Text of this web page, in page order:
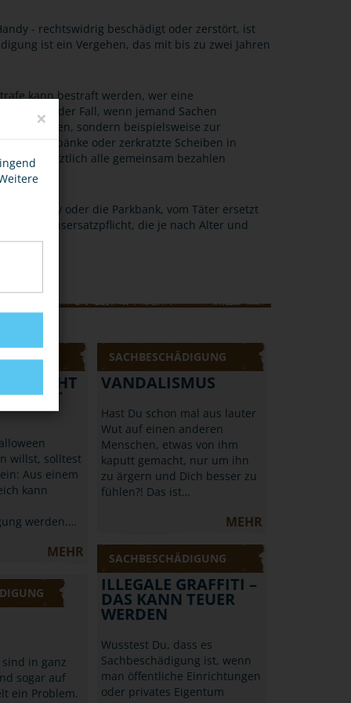
- rechtswidrig beschädigt oder zerstört, ist
ist ein Vergehen, das mit bis zu zwei Jahren
kann bestraft werden, wer eine
Dies ist der Fall, wenn jemand Sachen
gehören, sondern beispielsweise zur
Parkbänke oder zerkratzte Scheiben in
die letztlich alle gemeinsam bezahlen
das Handy oder die Parkbank, vom Täter ersetzt
Schadensersatzpflicht, die je nach Alter und
NICHT
IST
willst, solltest
Aus einem
kann
werden.…
MEHR
SACHBESCHÄDIGUNG
VANDALISMUS
Hast Du schon mal aus lauter
Wut auf einen anderen
Menschen, etwas von ihm
kaputt gemacht, nur um ihn
zu ärgern und Dich besser zu
fühlen?! Das ist…
MEHR
SACHBESCHÄDIGUNG
ILLEGALE GRAFFITI –
DAS KANN TEUER
WERDEN
Wusstest Du, dass es
Sachbeschädigung ist, wenn
man öffentliche Einrichtungen
oder privates Eigentum
in ganz
sogar auf
ein Problem.
×